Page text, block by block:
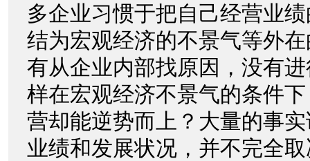
多企业习惯于把自己经营业
结为宏观经济的不景气等外
有从企业内部找原因，没有
样在宏观经济不景气的条件
营却能逆势而上？大量的事
业绩和发展状况，并不完全